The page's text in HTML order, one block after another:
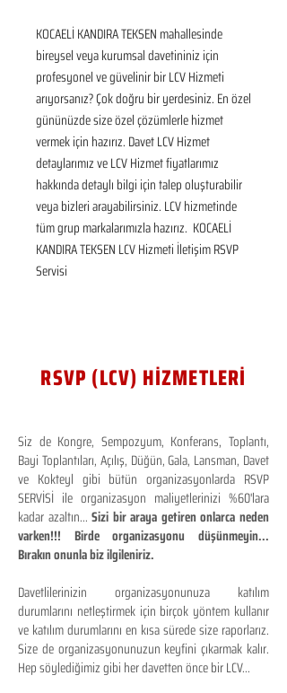
KOCAELİ KANDIRA TEKSEN mahallesinde
bireysel veya kurumsal davetininiz için
profesyonel ve güvelinir bir LCV Hizmeti
arıyorsanız? Çok doğru bir yerdesiniz. En özel
gününüzde size özel çözümlerle hizmet
vermek için hazırız. Davet LCV Hizmet
detaylarımız ve LCV Hizmet fiyatlarımız
hakkında detaylı bilgi için talep oluşturabilir
veya bizleri arayabilirsiniz. LCV hizmetinde
tüm grup markalarımızla hazırız.  KOCAELİ
KANDIRA TEKSEN LCV Hizmeti İletişim RSVP
Servisi
RSVP (LCV) HİZMETLERİ
Siz de Kongre, Sempozyum, Konferans, Toplantı,
Bayi Toplantıları, Açılış, Düğün, Gala, Lansman, Davet
ve Kokteyl gibi bütün organizasyonlarda RSVP
SERVİSİ ile organizasyon maliyetlerinizi %60'lara
kadar azaltın...Sizi bir araya getiren onlarca neden
varken!!! Birde organizasyonu düşünmeyin...
Bırakın onunla biz ilgileniriz.
Davetlilerinizin organizasyonunuza katılım
durumlarını netleştirmek için birçok yöntem kullanır
ve katılım durumlarını en kısa sürede size raporlarız.
Size de organizasyonunuzun keyfini çıkarmak kalır.
Hep söylediğimiz gibi her davetten önce bir LCV...